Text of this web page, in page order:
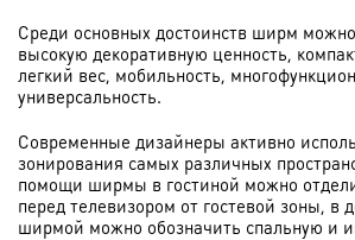
Среди основных достоинств ширм
высокую декоративную ценность,
легкий вес, мобильность,
универсальность.
Современные дизайнеры активно
зонирования самых различных
помощи ширмы в гостиной можно
перед телевизором от гостевой зоны, в
ширмой можно обозначить спальную и